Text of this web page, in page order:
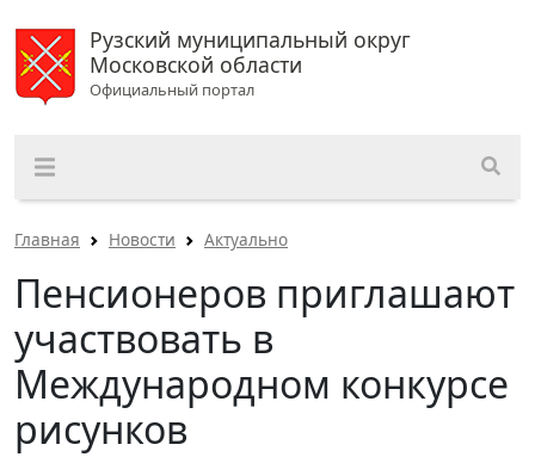
Рузский муниципальный округ
Московской области
Официальный портал
Главная Новости Актуально
Пенсионеров приглашают
участвовать в
Международном конкурсе
рисунков